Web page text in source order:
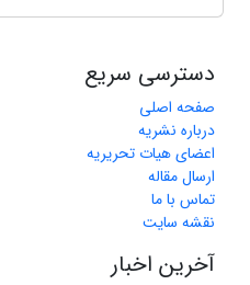
دسترسی سریع
صفحه اصلی
درباره نشریه
اعضای هیات تحریریه
ارسال مقاله
تماس با ما
نقشه سایت
آخرین اخبار